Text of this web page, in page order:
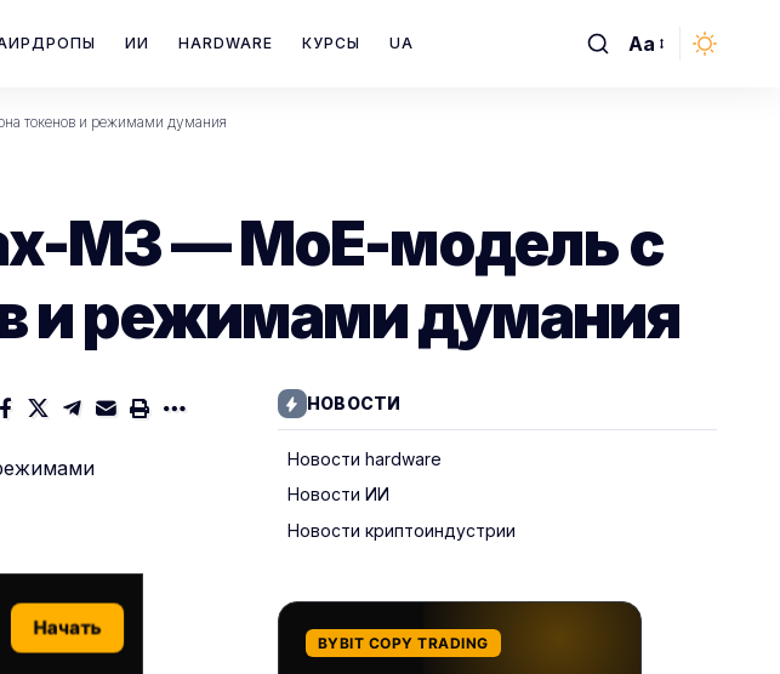
ИИ HARDWARE КУРСЫ UA
Font
Aa
токенов и режимами думания
M3 — MoE-модель с
и режимами думания
Начать
НОВОСТИ
Новости hardware
Новости ИИ
Новости криптоиндустрии
BYBIT COPY TRADING